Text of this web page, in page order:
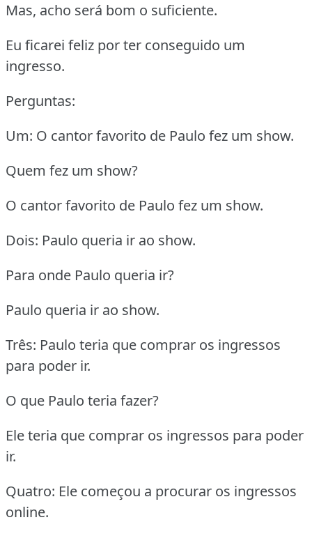
Mas, acho será bom o suficiente.
Eu ficarei feliz por ter conseguido um
ingresso.
Perguntas:
Um: O cantor favorito de Paulo fez um show.
Quem fez um show?
O cantor favorito de Paulo fez um show.
Dois: Paulo queria ir ao show.
Para onde Paulo queria ir?
Paulo queria ir ao show.
Três: Paulo teria que comprar os ingressos
para poder ir.
O que Paulo teria fazer?
Ele teria que comprar os ingressos para poder
ir.
Quatro: Ele começou a procurar os ingressos
online.